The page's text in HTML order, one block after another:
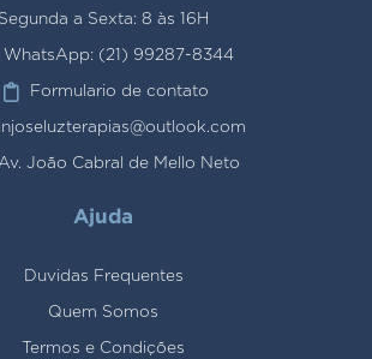
Segunda a Sexta: 8 às 16H
WhatsApp: (21) 99287-8344
Formulario de contato
João Cabral de Mello Neto
Ajuda
Duvidas Frequentes
Quem Somos
Termos e Condições